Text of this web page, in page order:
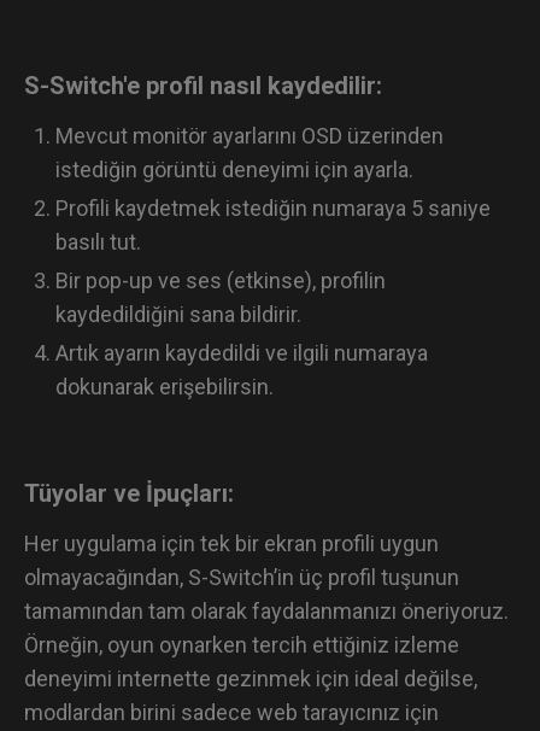
S-Switch'e profil nasıl kaydedilir:
Mevcut monitör ayarlarını OSD üzerinden
istediğin görüntü deneyimi için ayarla.
Profili kaydetmek istediğin numaraya 5 saniye
basılı tut.
Bir pop-up ve ses (etkinse), profilin
kaydedildiğini sana bildirir.
Artık ayarın kaydedildi ve ilgili numaraya
dokunarak erişebilirsin.
Tüyolar ve İpuçları:
Her uygulama için tek bir ekran profili uygun
olmayacağından, S-Switch’in üç profil tuşunun
tamamından tam olarak faydalanmanızı öneriyoruz.
Örneğin, oyun oynarken tercih ettiğiniz izleme
deneyimi internette gezinmek için ideal değilse,
modlardan birini sadece web tarayıcınız için